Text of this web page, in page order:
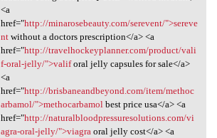
<a
href="http://minarosebeauty.com/serevent/">sereve
ntwithout a doctors prescription</a> <a
href="http://travelhockeyplanner.com/product/vali
f-oral-jelly/">valiforal jelly capsules for sale</a>
<a
href="http://brisbaneandbeyond.com/item/methoc
arbamol/">methocarbamolbest price usa</a> <a
href="http://naturalbloodpressuresolutions.com/vi
agra-oral-jelly/">viagraoral jelly cost</a> <a